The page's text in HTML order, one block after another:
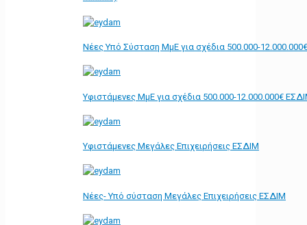
Νέες Υπό Σύσταση ΜμΕ για σχέδια 500.000-
Υφιστάμενες ΜμΕ για σχέδια 500.000-12.000.000€
Υφιστάμενες Μεγάλες Επιχειρήσεις ΕΣΔΙΜ
Νέες- Υπό σύσταση Μεγάλες Επιχειρήσεις ΕΣΔΙΜ